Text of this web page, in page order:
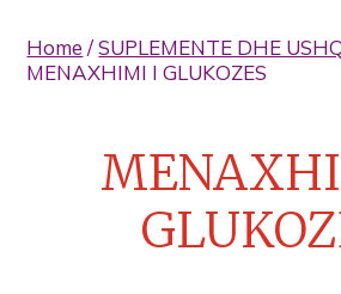
Home /SUPLEMENTE DHE
MENAXHIMI I GLUKOZES